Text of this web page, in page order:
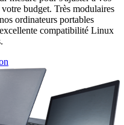
votre budget. Très modulaires
ordinateurs portables
compatibilité Linux